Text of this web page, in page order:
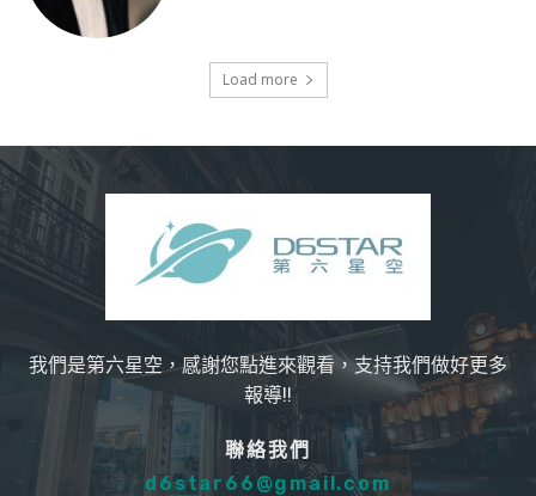
Load more
我們是第六星空，感謝您點進來觀看，支持我們做好更多
報導!!
聯絡我們
d6star66@gmail.com